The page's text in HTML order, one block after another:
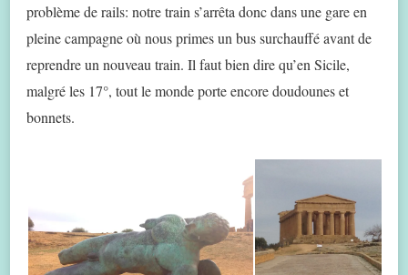
problème de rails: notre train s’arrêta donc dans une gare en
pleine campagne où nous primes un bus surchauffé avant de
reprendre un nouveau train. Il faut bien dire qu’en Sicile,
malgré les 17°, tout le monde porte encore doudounes et
bonnets.